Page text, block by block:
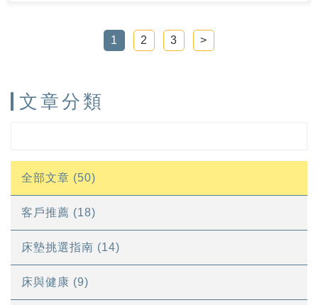
這些寢具未經妥善設計與挑選時，便成為塵蟎最理
1 2 3 >
文章分類
全部文章 (50)
客戶推薦 (18)
床墊挑選指南 (14)
床與健康 (9)